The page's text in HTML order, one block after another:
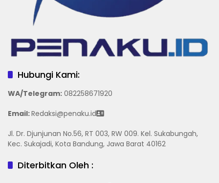
Hubungi Kami:
WA/Telegram: 082258671920
Email:Redaksi@penaku.id
Jl. Dr. Djunjunan No.56, RT 003, RW 009. Kel. Sukabungah,
Kec. Sukajadi, Kota Bandung, Jawa Barat 40162
Diterbitkan Oleh :